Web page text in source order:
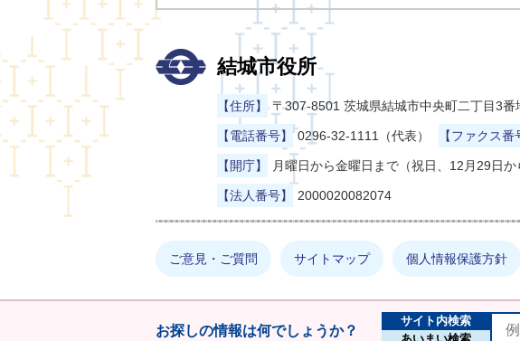
サイト内検索
お探しの情報は何でしょうか？
結城市役所
【住所】 〒307-8501 茨城県結城市中央町二丁目3番
【電話番号】 0296-32-1111（代表） 【ファクス番
【開庁】 月曜日から金曜日まで（祝日、12月29日
【法人番号】 2000020082074
ご意見・ご質問 サイトマップ 個人情報保護方針